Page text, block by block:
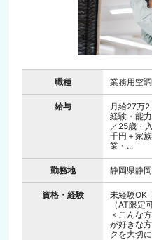
職種 業務用空
給与
月給27万
経験・能
／25歳・
千円＋家
業・...
勤務地 静岡県静
資格・経験
未経験OK
（AT限
＜こんな
が好きな
クを大切